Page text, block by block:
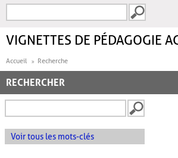
FORMULAIRE DE
VIGNETTES DE PÉDAGOGIE
Accueil Recherche
RECHERCHER
Voir tous les mots-clés